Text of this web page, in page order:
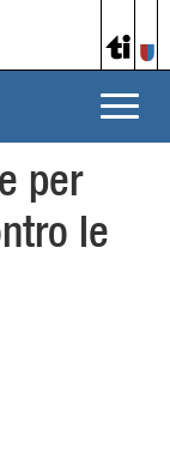
Toggle
per
le